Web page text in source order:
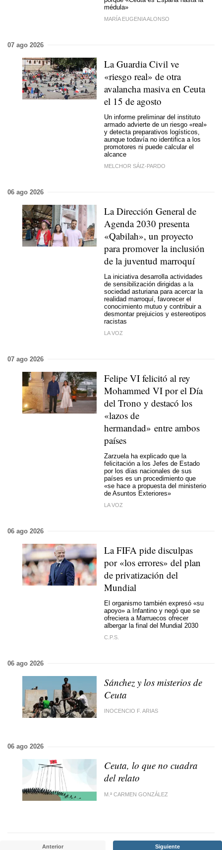
médula»
MARÍA EUGENIA ALONSO
07 ago 2026
La Guardia Civil ve
«riesgo real» de otra
avalancha masiva en Ceuta
el 15 de agosto
Un informe preliminar del instituto
armado advierte de un riesgo «real»
y detecta preparativos logísticos,
aunque todavía no identifica a los
promotores ni puede calcular el
alcance
MELCHOR SÁIZ-PARDO
06 ago 2026
La Dirección General de
Agenda 2030 presenta
«Qabilah», un proyecto
para promover la inclusión
de la juventud marroquí
La iniciativa desarrolla actividades
de sensibilización dirigidas a la
sociedad asturiana para acercar la
realidad marroquí, favorecer el
conocimiento mutuo y contribuir a
desmontar prejuicios y estereotipos
racistas
LA VOZ
07 ago 2026
Felipe VI felicitó al rey
Mohammed VI por el Día
del Trono y destacó los
«lazos de
hermandad» entre ambos
países
Zarzuela ha explicado que la
felicitación a los Jefes de Estado
por los días nacionales de sus
países es un procedimiento que
«se hace a propuesta del ministerio
de Asuntos Exteriores»
LA VOZ
06 ago 2026
La FIFA pide disculpas
por «los errores» del plan
de privatización del
Mundial
El organismo también expresó «su
apoyo» a Infantino y negó que se
ofreciera a Marruecos ofrecer
albergar la final del Mundial 2030
C.P.S.
06 ago 2026
Sánchez y los misterios de
Ceuta
INOCENCIO F. ARIAS
06 ago 2026
Ceuta, lo que no cuadra
del relato
M.ª CARMEN GONZÁLEZ
Anterior Siguiente